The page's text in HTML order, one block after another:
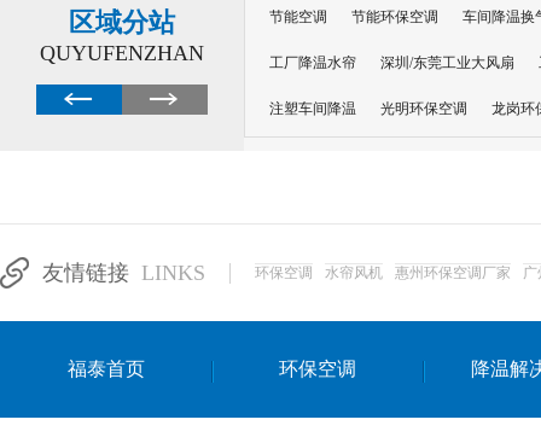
区域分站
QUYUFENZHAN
节能空调 节能环保空调 车间降温换
工厂降温水帘 深圳/东莞工业大风扇
注塑车间降温 光明环保空调 龙岗环
达州工业省电安装
友情链接 LINKS 环保空调 水帘风机 惠州环保空调厂家 广
福泰首页 环保空调 降温解